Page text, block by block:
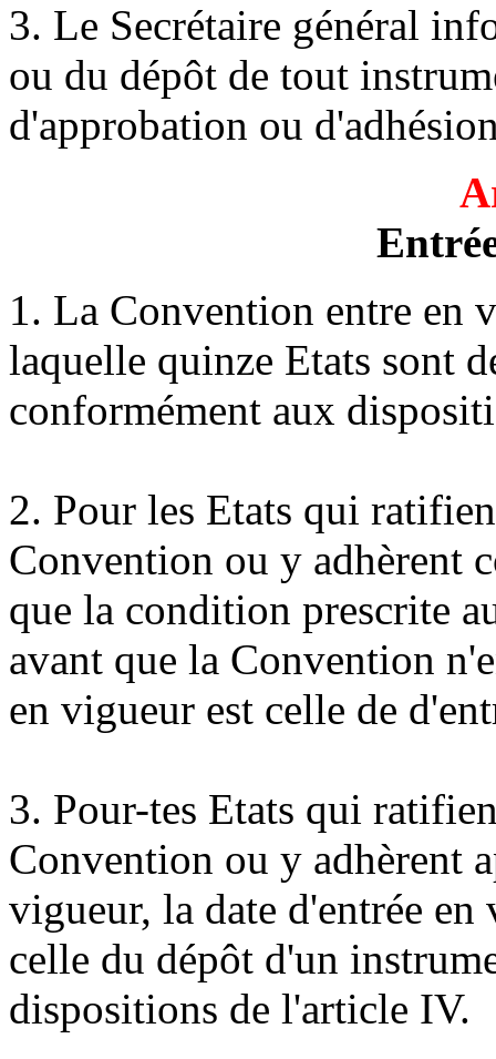
3. Le Secrétaire général
ou du dépôt de tout
d'approbation ou
1. La Convention entre en
laquelle quinze Etats sont
conformément aux
2. Pour les Etats qui
Convention ou y adhèrent
que la condition prescrite
avant que la Convention
en vigueur est celle de
3. Pour-tes Etats qui
Convention ou y adhèrent
vigueur, la date d'entrée
celle du dépôt d'un
dispositions de l'article IV.